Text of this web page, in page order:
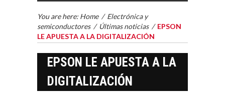
You are here: Home / Electrónica y
semiconductores / Últimas noticias / EPSON
LE APUESTA A LA DIGITALIZACIÓN
EPSON LE APUESTA A LA
DIGITALIZACIÓN